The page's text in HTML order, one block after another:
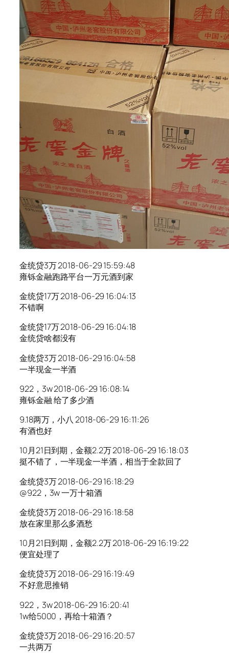
金统贷3万 2018-06-29 15:59:48
雍铄金融跑路平台一万元酒到家
金统贷17万 2018-06-29 16:04:13
不错啊
金统贷17万 2018-06-29 16:04:18
金统贷啥都没有
金统贷3万 2018-06-29 16:04:58
一半现金一半酒
922，3w 2018-06-29 16:08:14
雍铄金融 给了多少酒
9.18两万，小八 2018-06-29 16:11:26
有酒也好
10月21日到期，金额2.2万 2018-06-29 16:18:03
挺不错了，一半现金一半酒，相当于全款回了
金统贷3万 2018-06-29 16:18:29
@922，3w 一万十箱酒
金统贷3万 2018-06-29 16:18:58
放在家里那么多酒愁
10月21日到期，金额2.2万 2018-06-29 16:19:22
便宜处理了
金统贷3万 2018-06-29 16:19:49
不好意思推销
922，3w 2018-06-29 16:20:41
1w给5000，再给十箱酒？
金统贷3万 2018-06-29 16:20:57
一共两万